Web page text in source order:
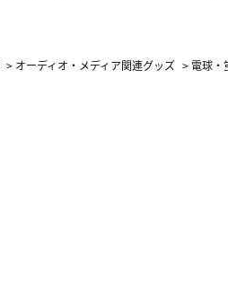
> オーディオ・メディア関連グッズ > 電球・